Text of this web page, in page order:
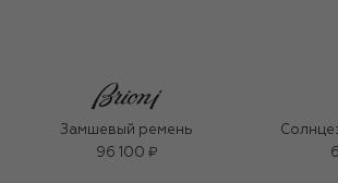
Замшевый ремень
96 100 ₽